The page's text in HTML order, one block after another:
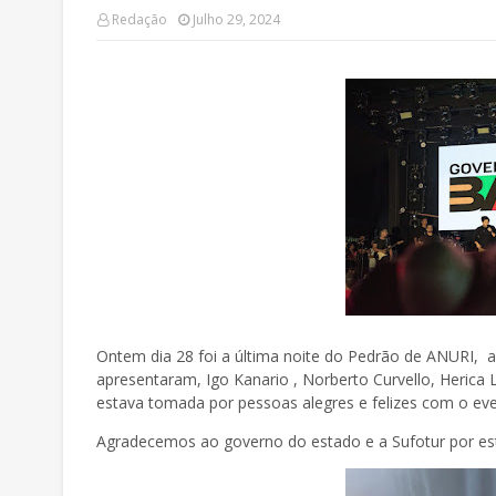
Redação Julho 29, 2024
Ontem dia 28 foi a última noite do Pedrão de ANURI,
apresentaram, Igo Kanario , Norberto Curvello, Herica
estava tomada por pessoas alegres e felizes com o
Agradecemos ao governo do estado e a Sufotur por